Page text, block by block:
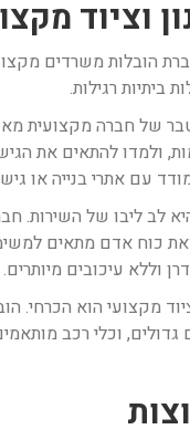
וציוד
הובלות משרדים
ביתיות רגילות.
של חברה מקצועית
ולמדו להתאים את
עם אתרי בנייה או
לב ליבו של השירות.
כוח אדם מתאים
וללא עיכובים מיותרים.
מקצועי הוא הכרחי.
גדולים, וכלי רכב